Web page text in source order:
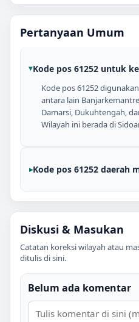
Pertanyaan Umum
Kode pos 61252 untuk
Kode pos 61252
antara lain
Damarsi, Dukuhtengah,
Wilayah ini berada di
Kode pos 61252 daerah
Diskusi & Masukan
Catatan koreksi wilayah atau
ditulis di sini.
Belum ada komentar